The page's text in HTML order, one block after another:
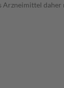
daher